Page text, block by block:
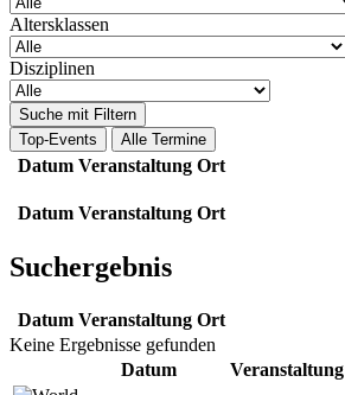
Altersklassen
Disziplinen
Suche mit Filtern
Top-Events
Alle Termine
Datum Veranstaltung Ort
Datum Veranstaltung Ort
Suchergebnis
Datum Veranstaltung Ort
Keine Ergebnisse gefunden
Datum
Veranstaltung